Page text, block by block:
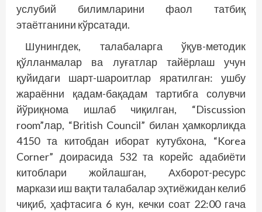
услубий билимларини фаол татбиқ
этаётганини кўрсатади.
Шунингдек, талабаларга ўқув-методик
қўлланмалар ва луғатлар тайёрлаш учун
қуйидаги шарт-шароитлар яратилган: ушбу
жараённи қадам-бақадам тартибга солувчи
йўриқнома ишлаб чиқилган, “Discussion
room”лар, “British Council” билан ҳамкорликда
4150 та китобдан иборат кутубхона, “Korea
Corner” доирасида 532 та корейс адабиёти
китоблари жойлашган, Ахборот-ресурс
маркази иш вақти талабалар эҳтиёжидан келиб
чиқиб, ҳафтасига 6 кун, кечки соат 22:00 гача